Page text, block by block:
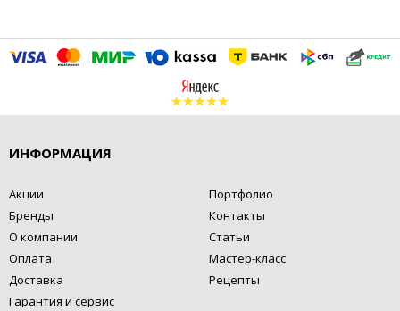
ИНФОРМАЦИЯ
Акции
Бренды
О компании
Оплата
Доставка
Гарантия и сервис
Портфолио
Контакты
Статьи
Мастер-класс
Рецепты